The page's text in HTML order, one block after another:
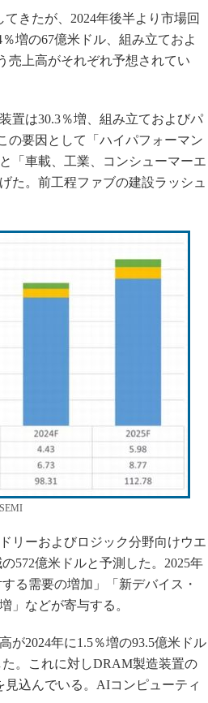
きたが、2024年後半より市場回
増の67億米ドル、組み立ておよ
売上高がそれぞれ予想されてい
置は30.3％増、組み立ておよびパ
の要因として「ハイパフォーマン
「車載、工業、コンシューマーエ
た。前工程ファブの建設ラッシュ
リーおよびロジック分野向けウエ
572億米ドルと予測した。2025年
る需要の増加」「新デバイス・
」などが寄与する。
2024年に1.5％増の93.5億米ドル
た。これに対しDRAM製造装置の
見込んでいる。AIコンピューティ